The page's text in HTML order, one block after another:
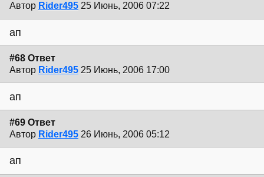
Автор Rider495 25 Июнь, 2006 07:22
ап
#68 Ответ
Автор Rider495 25 Июнь, 2006 17:00
ап
#69 Ответ
Автор Rider495 26 Июнь, 2006 05:12
ап